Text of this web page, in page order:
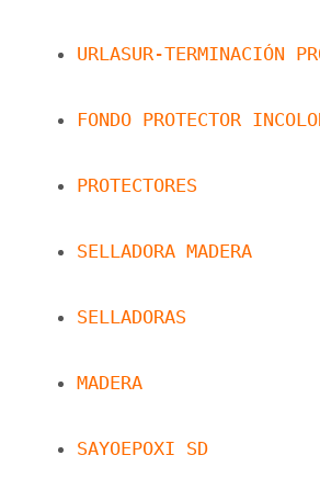
URLASUR-TERMINACIÓN
FONDO PROTECTOR
PROTECTORES
SELLADORA MADERA
SELLADORAS
MADERA
SAYOEPOXI SD